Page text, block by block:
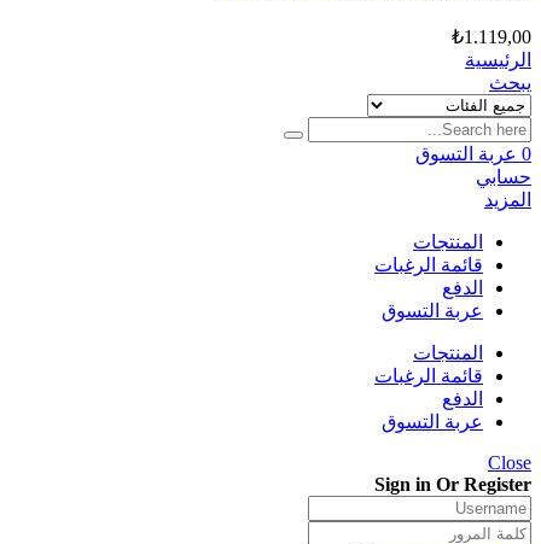
₺1.119,00
الرئيسية
يبحث
0 عربة التسوق
حسابي
المزيد
المنتجات
قائمة الرغبات
الدفع
عربة التسوق
المنتجات
قائمة الرغبات
الدفع
عربة التسوق
Close
Sign in Or Register